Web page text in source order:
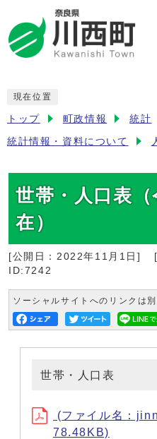
現在位置
トップ 町政情報 統計
統計情報・資料について
世帯・人口表
在）
[公開日： 2022年11月1日 ]
ID:7242
ソーシャルサイトへのリンクは
世帯・人口表
(ファイル名：
78.48KB)